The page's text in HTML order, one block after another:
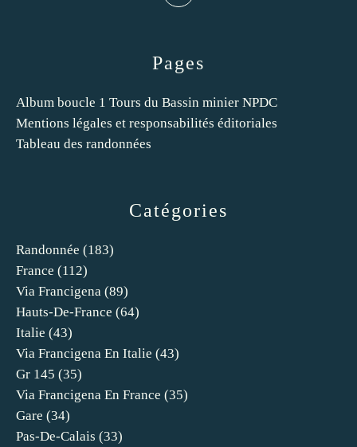
Catégories
Randonnée (183)
France (112)
Via Francigena (89)
Hauts-De-France (64)
Italie (43)
Via Francigena En Italie (43)
Gr 145 (35)
Via Francigena En France (35)
Gare (34)
Pas-De-Calais (33)
Pages
Album boucle 1 Tours du Bassin minier NPDC
Mentions légales et responsabilités éditoriales
Tableau des randonnées